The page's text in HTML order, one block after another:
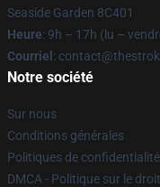
Seaside Garden 8C401
Heure: 9h – 17h (lu –
Courriel :
Notre société
Sur nous
Conditions générales
Politiques de confidentialité
DMCA - Politique sur le